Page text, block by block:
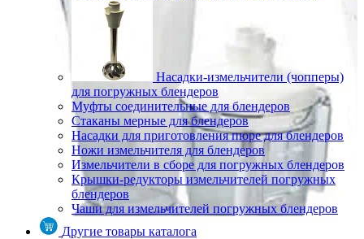
Насадки-измельчители (чопперы)
для погружных блендеров
Муфты соединительные для блендеров
Стаканы мерные для блендеров
Насадки для приготовления пюре для блендеров
Ножи измельчителя для блендеров
Измельчители в сборе для погружных блендеров
Крышки-редукторы измельчителей погружных
блендеров
Чаши для измельчителей погружных блендеров
Другие товары каталога